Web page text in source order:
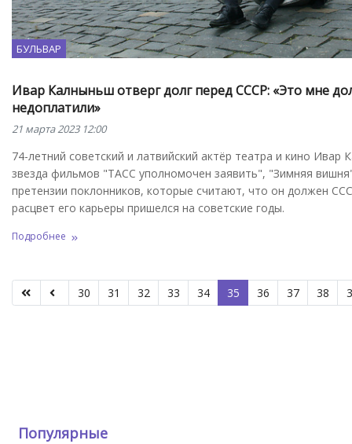
БУЛЬВАР
Ивар Калныньш отверг долг перед СССР: «Это мне
недоплатили»
21 марта 2023 12:00
74-летний советский и латвийский актёр театра и кино Ивар
звезда фильмов "ТАСС уполномочен заявить", "Зимняя
претензии поклонников, которые считают, что он должен
расцвет его карьеры пришелся на советские годы.
Подробнее
30 31 32 33 34 35 36 37 38
Популярные